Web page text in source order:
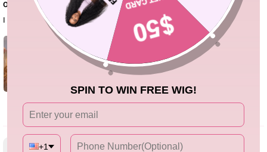
One of my favorites
I love this wig and barely any shedding!!
Constance Paino
SPIN TO WIN FREE WIG!
+1